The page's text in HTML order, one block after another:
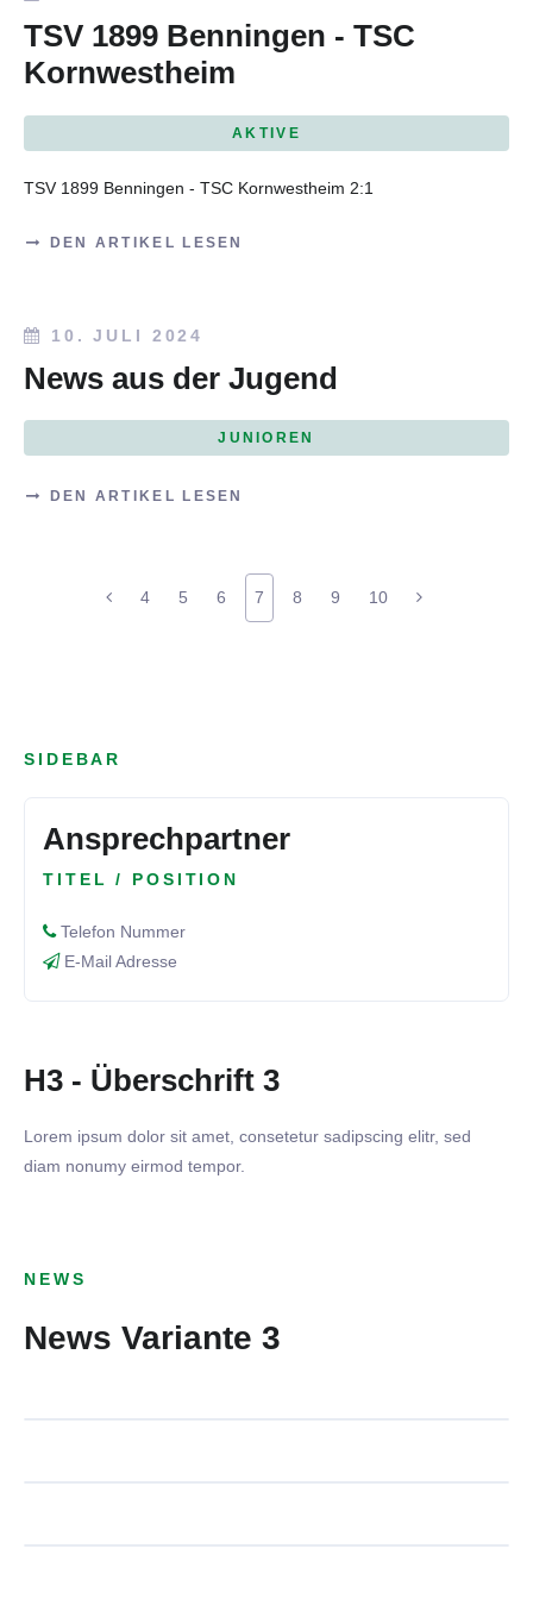
TSV 1899 Benningen - TSC
Kornwestheim
AKTIVE
TSV 1899 Benningen - TSC Kornwestheim 2:1
DEN ARTIKEL LESEN
10. JULI 2024
News aus der Jugend
JUNIOREN
DEN ARTIKEL LESEN
4 5 6 7 8 9 10
SIDEBAR
Ansprechpartner
TITEL / POSITION
Telefon Nummer
E-Mail Adresse
H3 - Überschrift 3
Lorem ipsum dolor sit amet, consetetur sadipscing elitr, sed
diam nonumy eirmod tempor.
NEWS
News Variante 3
TSV 1899 Benningen - SGM
09. MÄRZ 2026